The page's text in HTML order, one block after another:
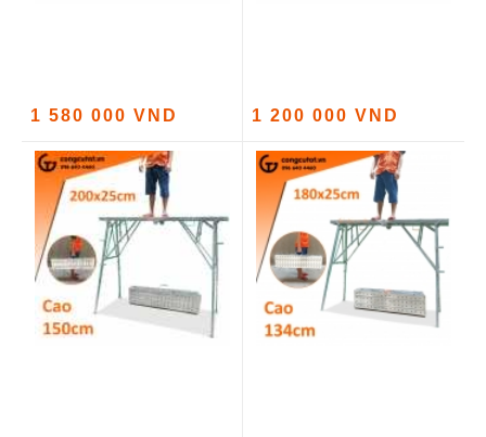
1 580 000 VND 1 200 000 VND